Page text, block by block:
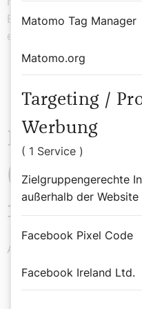
Barrierefreiheitsgesetz
entsprechenden
(zuletzt
12.02.2026):
Angaben gemäß Web-
Matomo Tag Manager
Matomo.org
Targeting /
Werbung
( 1 Service )
Zielgruppengerechte
außerhalb der Website
Facebook Pixel Code
Facebook Ireland Ltd.